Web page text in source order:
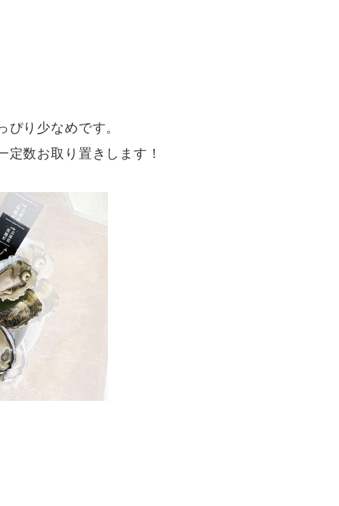
ぴり少なめです。
定数お取り置きします！